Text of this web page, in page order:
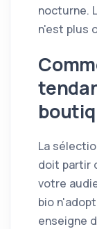
nocturne.
n'est plus
La
doit partir
votre
bio
enseigne